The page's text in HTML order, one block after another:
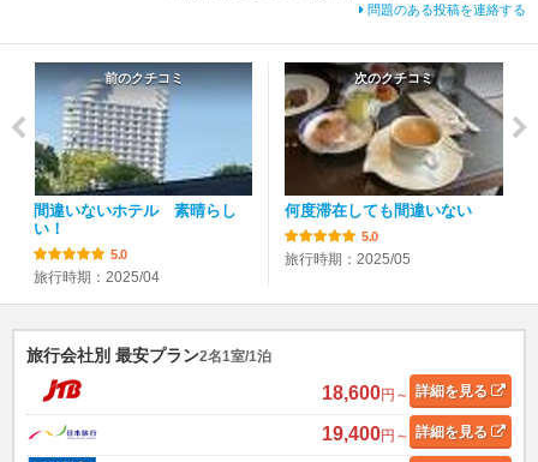
問題のある投稿を連絡する
前のクチコミ
間違いないホテル 素晴らし
い！
5.0
旅行時期：2025/04
次のクチコミ
何度滞在しても間違いない
5.0
旅行時期：2025/05
旅行会社別 最安プラン2名1室/1泊
18,600円～ 詳細を見る
19,400円～ 詳細を見る